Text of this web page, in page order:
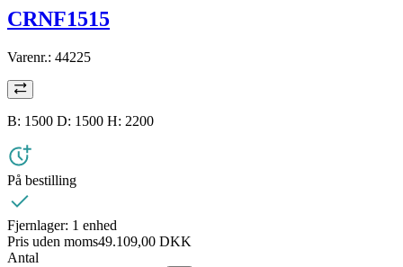
CRNF1515
Varenr.: 44225
B: 1500 D: 1500 H: 2200
På bestilling
Fjernlager: 1 enhed
Pris uden moms49.109,00 DKK
Antal